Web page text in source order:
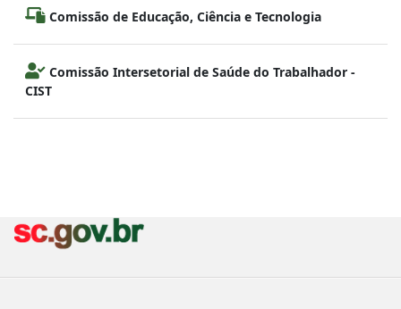
Comissão de Educação, Ciência e Tecnologia
Comissão Intersetorial de Saúde do Trabalhador -
CIST